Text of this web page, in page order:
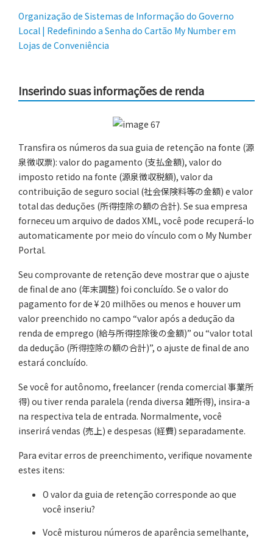
Organização de Sistemas de Informação do Governo
Local | Redefinindo a Senha do Cartão My Number em
Lojas de Conveniência
Inserindo suas informações de renda
Transfira os números da sua guia de retenção na fonte (源
泉徴収票): valor do pagamento (支払金額), valor do
imposto retido na fonte (源泉徴収税額), valor da
contribuição de seguro social (社会保険料等の金額) e valor
total das deduções (所得控除の額の合計). Se sua empresa
forneceu um arquivo de dados XML, você pode recuperá-lo
automaticamente por meio do vínculo com o My Number
Portal.
Seu comprovante de retenção deve mostrar que o ajuste
de final de ano (年末調整) foi concluído. Se o valor do
pagamento for de ¥ 20 milhões ou menos e houver um
valor preenchido no campo “valor após a dedução da
renda de emprego (給与所得控除後の金額)” ou “valor total
da dedução (所得控除の額の合計)”, o ajuste de final de ano
estará concluído.
Se você for autônomo, freelancer (renda comercial 事業所
得) ou tiver renda paralela (renda diversa 雑所得), insira-a
na respectiva tela de entrada. Normalmente, você
inserirá vendas (売上) e despesas (経費) separadamente.
Para evitar erros de preenchimento, verifique novamente
estes itens:
O valor da guia de retenção corresponde ao que
você inseriu?
Você misturou números de aparência semelhante,